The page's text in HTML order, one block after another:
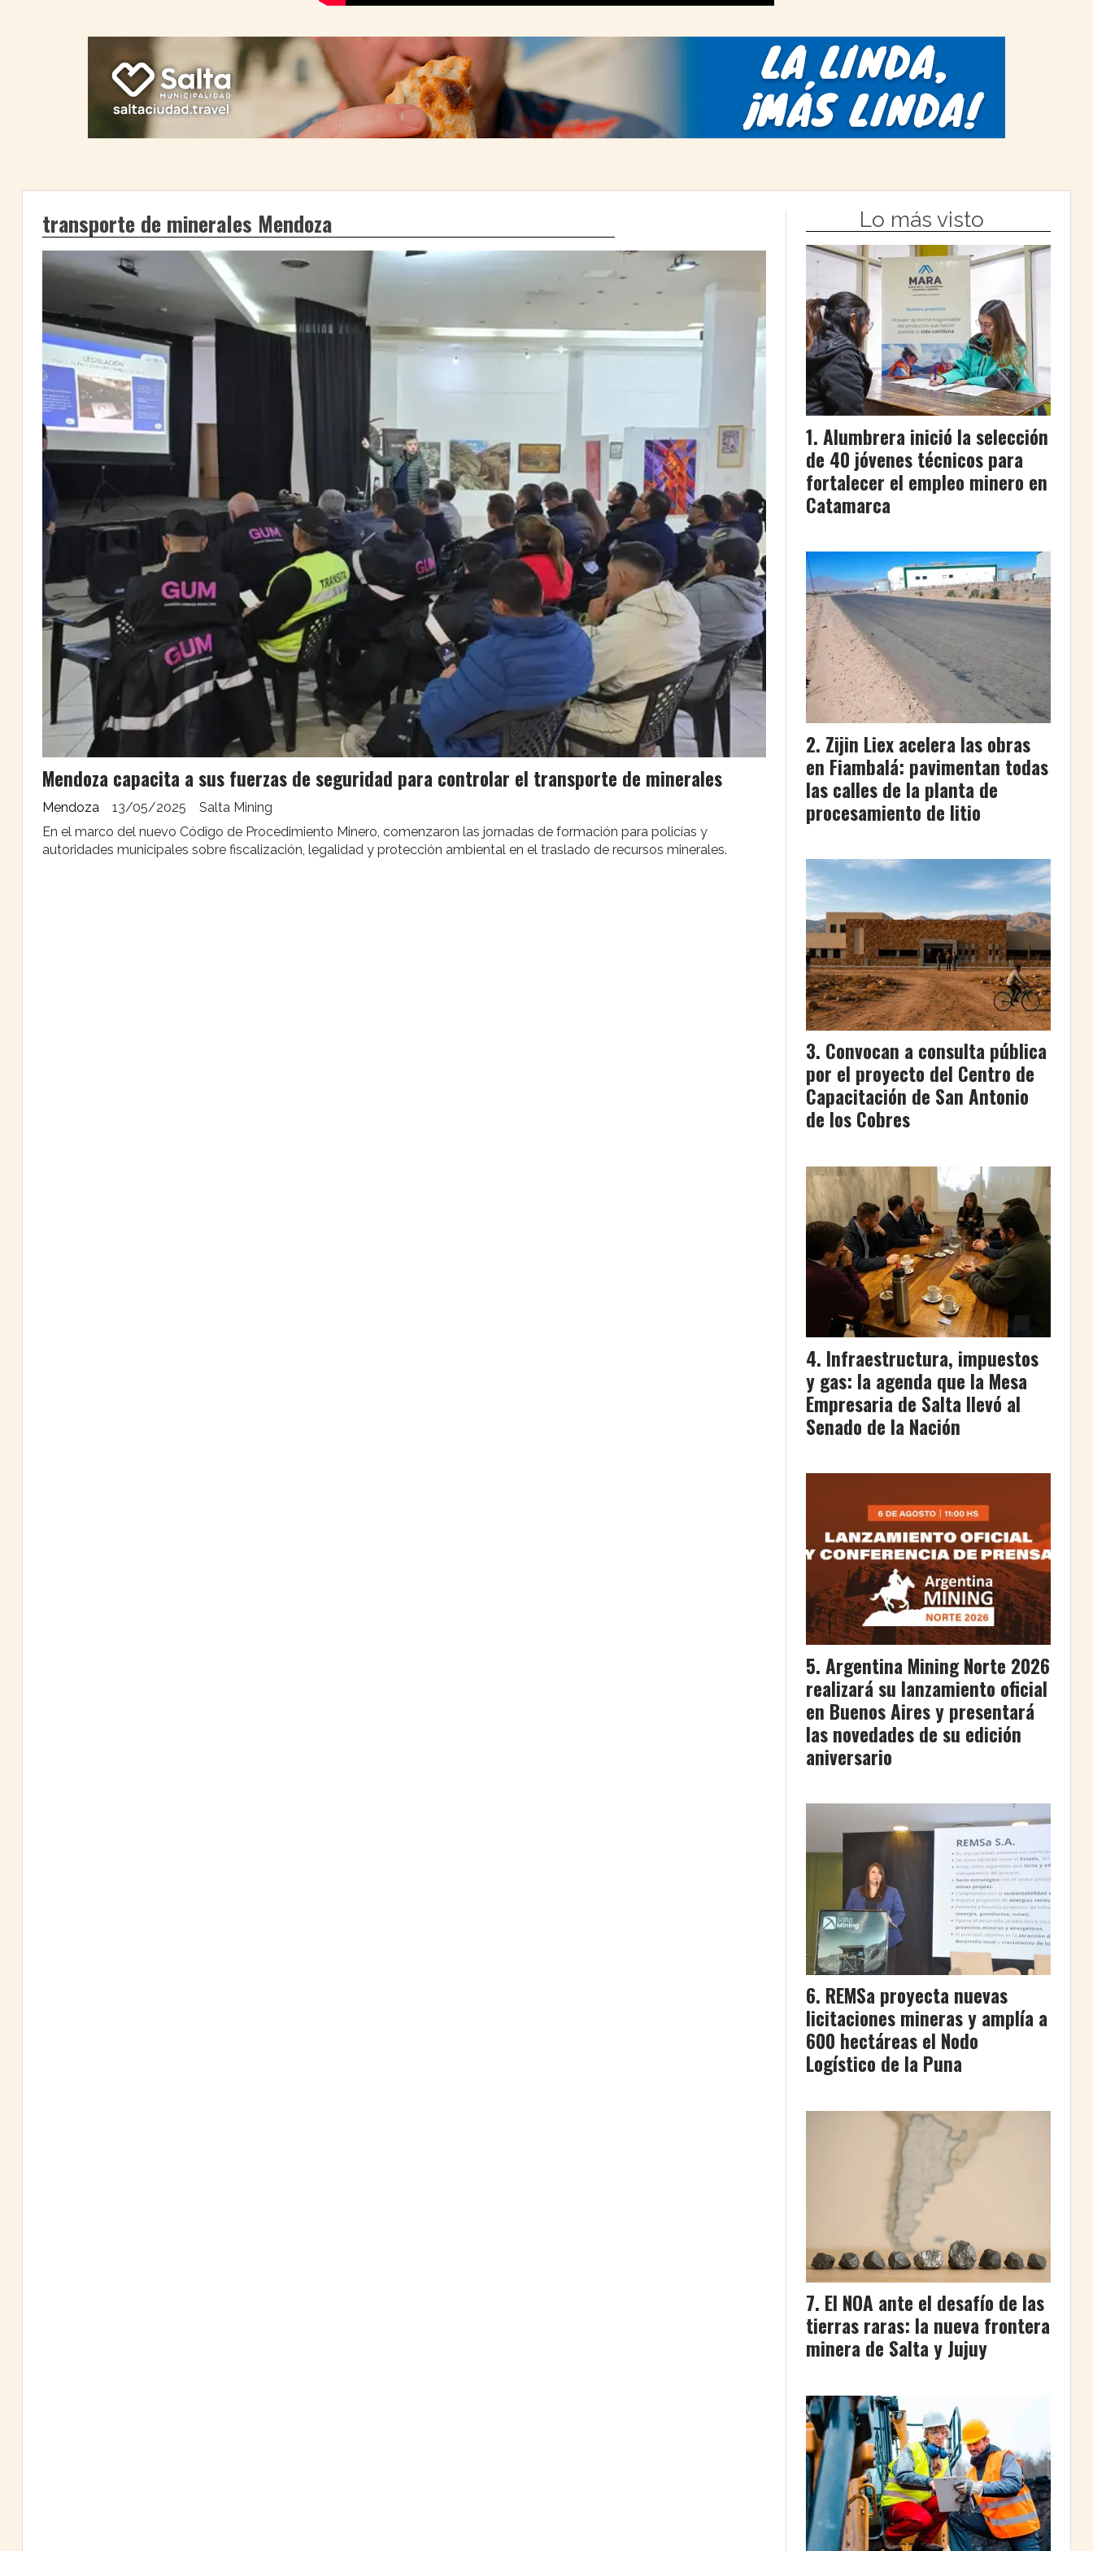
transporte de minerales Mendoza
Mendoza capacita a sus fuerzas de seguridad para controlar el transporte de minerales
Salta Mining
Mendoza
13/05/2025
En el marco del nuevo Código de Procedimiento Minero, comenzaron las jornadas de formación para policías y
autoridades municipales sobre fiscalización, legalidad y protección ambiental en el traslado de recursos minerales.
Lo más visto
Alumbrera inició la selección
de 40 jóvenes técnicos para
fortalecer el empleo minero en
Catamarca
Zijin Liex acelera las obras
en Fiambalá: pavimentan todas
las calles de la planta de
procesamiento de litio
Convocan a consulta pública
por el proyecto del Centro de
Capacitación de San Antonio
de los Cobres
Infraestructura, impuestos
y gas: la agenda que la Mesa
Empresaria de Salta llevó al
Senado de la Nación
Argentina Mining Norte 2026
realizará su lanzamiento oficial
en Buenos Aires y presentará
las novedades de su edición
aniversario
REMSa proyecta nuevas
licitaciones mineras y amplía a
600 hectáreas el Nodo
Logístico de la Puna
El NOA ante el desafío de las
tierras raras: la nueva frontera
minera de Salta y Jujuy